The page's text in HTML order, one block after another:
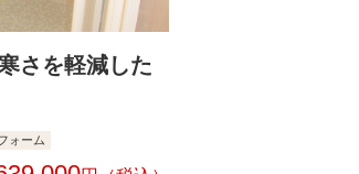
さを軽減した
ォーム